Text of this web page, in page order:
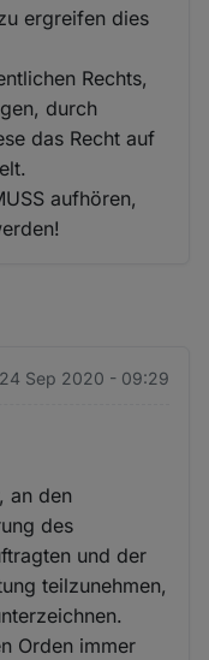
ergreifen dies
Rechts,
durch
das Recht auf
aufhören,
Sep 2020 - 09:29
an den
des
und der
teilzunehmen,
Orden immer